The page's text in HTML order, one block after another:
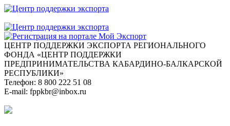
ЦЕНТР ПОДДЕРЖКИ ЭКСПОРТА РЕГИОНАЛЬНОГО
ФОНДА «ЦЕНТР ПОДДЕРЖКИ
ПРЕДПРИНИМАТЕЛЬСТВА КАБАРДИНО-БАЛКАРСКОЙ
РЕСПУБЛИКИ»
Телефон: 8 800 222 51 08
E-mail: fppkbr@inbox.ru